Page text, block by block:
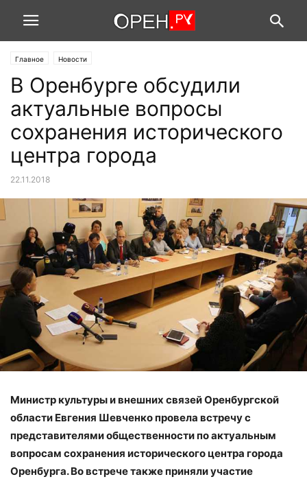
Главное Новости
В Оренбурге обсудили
актуальные вопросы
сохранения исторического
центра города
22.11.2018
Министр культуры и внешних связей Оренбургской
области Евгения Шевченко провела встречу с
представителями общественности по актуальным
вопросам сохранения исторического центра города
Оренбурга. Во встрече также приняли участие